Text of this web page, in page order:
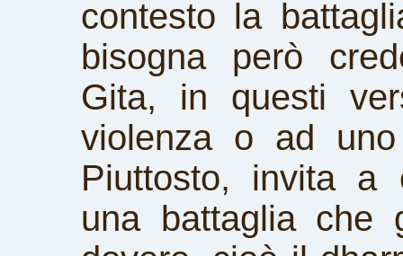
contesto la
bisogna però
Gita, in questi
violenza o ad uno
Piuttosto, invita a
una battaglia che